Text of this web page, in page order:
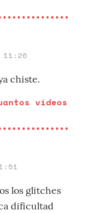
11:26
chiste.
vídeos
los glitches
dificultad